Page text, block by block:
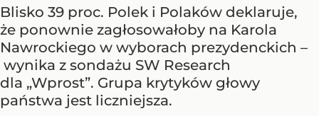
Blisko 39 proc. Polek i Polaków deklaruje,
że ponownie zagłosowałoby na Karola
Nawrockiego w wyborach prezydenckich –
wynika z sondażu SW Research
dla „Wprost”. Grupa krytyków głowy
państwa jest liczniejsza.